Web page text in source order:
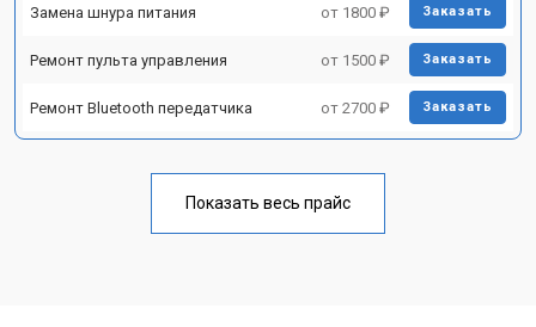
Замена шнура питания от 1800 ₽ Заказать
Ремонт пульта управления от 1500 ₽ Заказать
Ремонт Bluetooth передатчика от 2700 ₽ Заказать
Показать весь прайс